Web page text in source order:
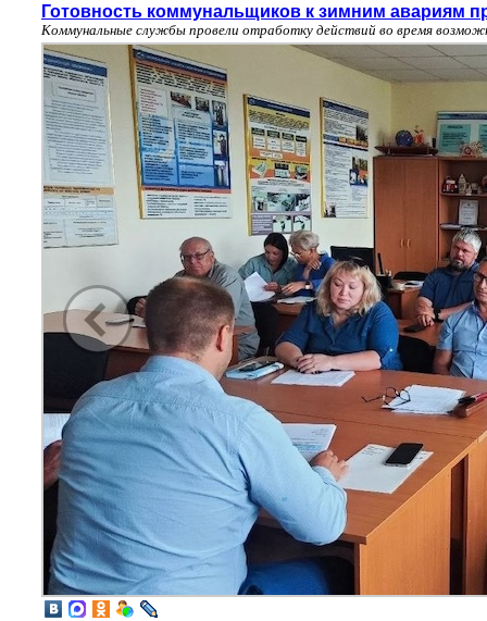
Готовность коммунальщиков к зимним авариям
Коммунальные службы провели отработку действий во время